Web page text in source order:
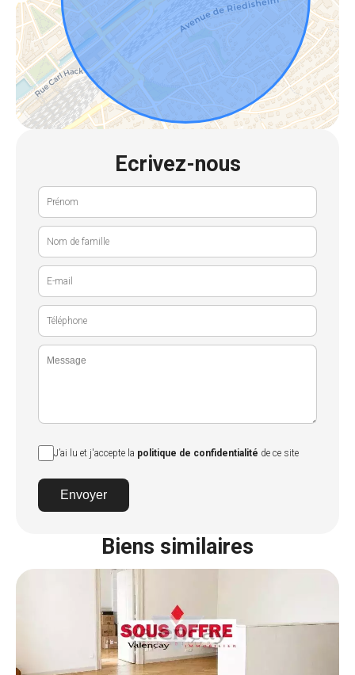
Ecrivez-nous
J’ai lu et j'accepte la politique de confidentialité de ce site
Envoyer
Biens similaires